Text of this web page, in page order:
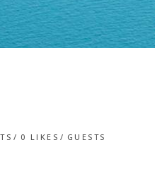
0 LIKES GUESTS